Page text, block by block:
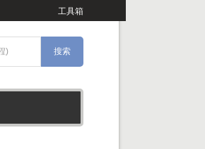
工具箱